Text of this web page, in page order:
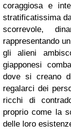
coraggiosa e
stratificatissima
scorrevole,
rappresentando
gli alieni
giapponesi
dove si creano
regalarci dei
ricchi di
proprio come la
delle loro